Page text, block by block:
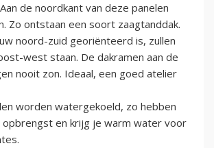
de noordkant van deze panelen
Zo ontstaan een soort zaagtanddak.
noord-zuid georiënteerd is, zullen
west staan. De dakramen aan de
nooit zon. Ideaal, een goed atelier
worden watergekoeld, zo hebben
opbrengst en krijg je warm water voor